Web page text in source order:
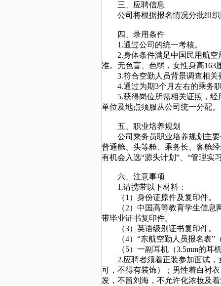
三、应聘信息
公司将根据报名情况分批组
四、录用条件
1.通过公司的统一考核。
2.身体条件满足中国民用航
准。无色盲、色弱，女性身高163
3.符合空勤人员背景调查相关
4.通过为期3个月左右的乘务
5.获得岗位所需相关证照，
单位及地点须服从公司统一分配。
五、职业培养规划
公司乘务员职业培养规划主
普通舱、头等舱、乘务长、客舱
有机会入选“源头计划”、“管理实
六、注意事项
1.请携带以下材料：
（1）身份证原件及复印件。
（2） 中国高等教育学生信息
带毕业证书复印件。
（3）英语级别证书复印件。
（4）“东航空勤人员报名表”
（5） 一副耳机（3.5mm的耳
2.应聘者须着正装参加面试
可，不得有装饰）；男性着白衬
发，不留刘海，不允许化浓妆及